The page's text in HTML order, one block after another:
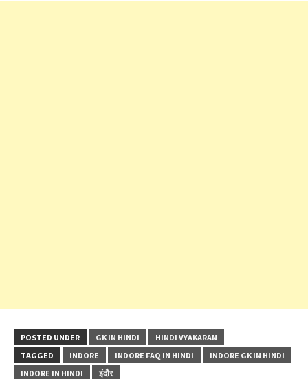
POSTED UNDER GK IN HINDI
HINDI VYAKARAN
TAGGED
INDORE INDORE FAQ IN HINDI
INDORE GK IN HINDI
INDORE IN HINDI
इंदौर